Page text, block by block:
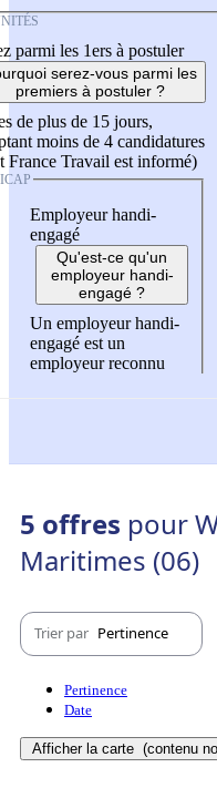
parmi les 1ers à postuler
serez-vous parmi les
premiers à postuler ?
de plus de 15 jours,
moins de 4 candidatures
France Travail est informé)
Employeur handi-
engagé
Qu'est-ce qu'un
employeur handi-
engagé ?
Un employeur handi-
engagé est un
employeur reconnu
5 offres pour
Maritimes (06)
Trier par Pertinence
Pertinence
Date
Afficher la carte (contenu